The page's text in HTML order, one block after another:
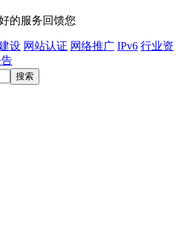
的服务回馈您
设 网站认证 网络推广 IPv6 行业资